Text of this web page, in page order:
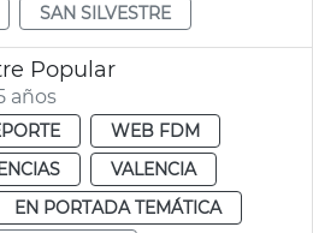
SAN SILVESTRE
Popular
años
WEB FDM
VALENCIA
EN PORTADA TEMÁTICA